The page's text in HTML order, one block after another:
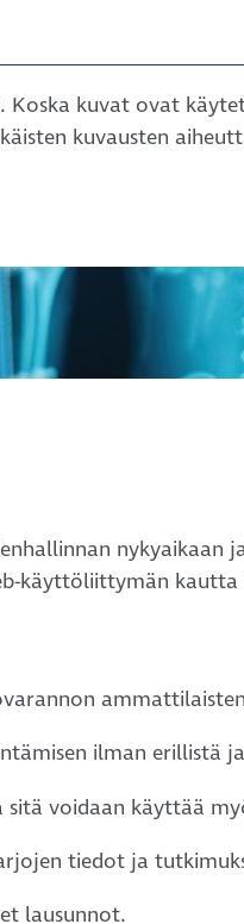
kuvat ovat
kuvausten
käyttöliittymän
ilman erillistä
voidaan käyttää
tiedot ja
lausunnot.